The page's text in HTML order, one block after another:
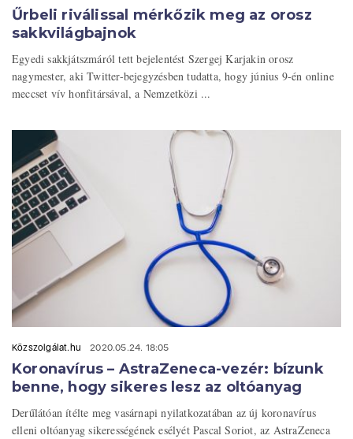
Űrbeli riválissal mérkőzik meg az orosz
sakkvilágbajnok
Egyedi sakkjátszmáról tett bejelentést Szergej Karjakin orosz
nagymester, aki Twitter-bejegyzésben tudatta, hogy június 9-én online
meccset vív honfitársával, a Nemzetközi ...
Közszolgálat.hu 2020.05.24. 18:05
Koronavírus – AstraZeneca-vezér: bízunk
benne, hogy sikeres lesz az oltóanyag
Derűlátóan ítélte meg vasárnapi nyilatkozatában az új koronavírus
elleni oltóanyag sikerességének esélyét Pascal Soriot, az AstraZeneca